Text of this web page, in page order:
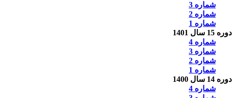
شماره 3
شماره 2
شماره 1
دوره 15 سال 1401
شماره 4
شماره 3
شماره 2
شماره 1
دوره 14 سال 1400
شماره 4